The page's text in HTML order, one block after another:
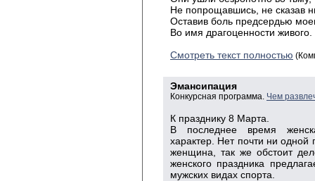
Не попрощавшись, не сказав
Оставив боль предсердью
Во имя драгоценности живого.
Смотреть текст полностью
Эмансипация
Конкурсная программа. Чем
К празднику 8 Марта.
В последнее время
характер. Нет почти ни
женщина, так же обстоит
женского праздника
мужских видах спорта.